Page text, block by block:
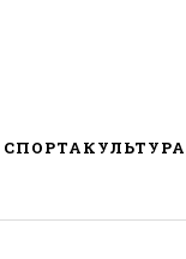
КУЛЬТУРА